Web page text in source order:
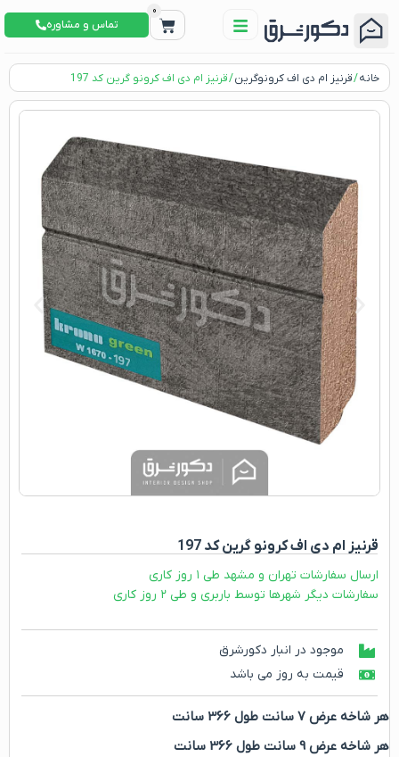
0
تماس و مشاوره
خانه/قرنیز ام دی اف کرونوگرین/ قرنیز ام دی اف کرونو گرین کد 197
قرنیز ام دی اف کرونو گرین کد 197
ارسال سفارشات تهران و مشهد طی ۱ روز کاری
سفارشات دیگر شهرها توسط باربری و طی ۲ روز کاری
موجود در انبار دکورشرق
قیمت به روز می باشد
هر شاخه عرض 7 سانت طول 366 سانت
هر شاخه عرض 9 سانت طول 366 سانت